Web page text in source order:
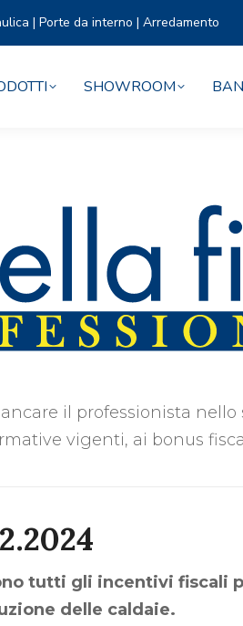
| Porte da interno | Arredamento
SHOWROOM
il professionista
vigenti, ai bonus
tutti gli incentivi fiscali
delle caldaie.